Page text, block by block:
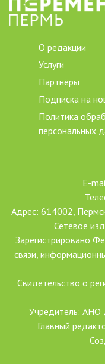
О редакции
Услуги
Партнёры
Подписка на
Политика
персональных
E-
Адрес: 614002,
Сетевое
Зарегистрировано
связи,
Свидетельство о
Учредитель: АНО
Главный